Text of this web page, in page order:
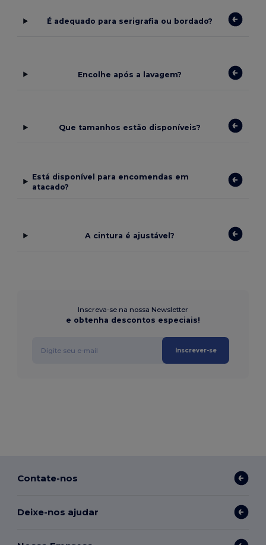
É adequado para serigrafia ou bordado?
Encolhe após a lavagem?
Que tamanhos estão disponíveis?
Está disponível para encomendas em
atacado?
A cintura é ajustável?
Inscreva-se na nossa Newsletter
e obtenha descontos especiais!
Inscrever-se
Contate-nos
Deixe-nos ajudar